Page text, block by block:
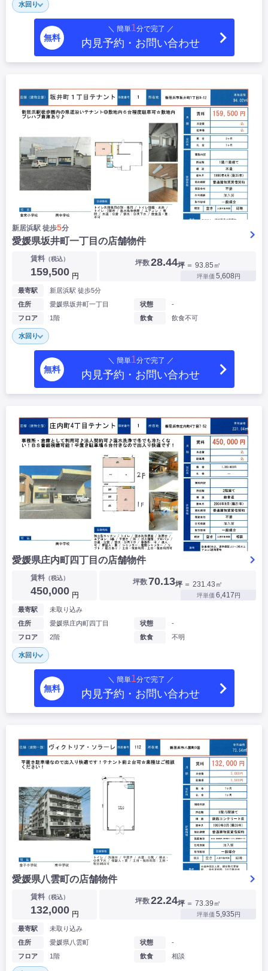
水回り
無料
＼ 簡単1分で完了 ／
内見予約・お問い合わせ
新居浜駅 徒歩5分
愛媛県坂井町一丁目の店舗物件
賃料（税込）
159,500 円
坪数28.44坪 ＝ 93.85㎡
坪単価 5,608円
最寄駅
新居浜駅 徒歩5分
住所
愛媛県坂井町一丁目
フロア
1階
状態
-
飲食
飲食不可
水回り
無料
＼ 簡単1分で完了 ／
内見予約・お問い合わせ
愛媛県庄内町四丁目の店舗物件
賃料（税込）
450,000 円
坪数70.13坪 ＝ 231.43㎡
坪単価 6,417円
最寄駅
未取り込み
住所
愛媛県庄内町四丁目
フロア
2階
状態
-
飲食
不明
水回り
無料
＼ 簡単1分で完了 ／
内見予約・お問い合わせ
愛媛県八雲町の店舗物件
賃料（税込）
132,000 円
坪数22.24坪 ＝ 73.39㎡
坪単価 5,935円
最寄駅
未取り込み
住所
愛媛県八雲町
フロア
1階
状態
-
飲食
相談